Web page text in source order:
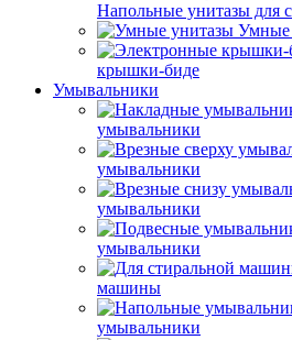
Напольные унитазы для
Умные
крышки-биде
Умывальники
умывальники
умывальники
умывальники
умывальники
машины
умывальники